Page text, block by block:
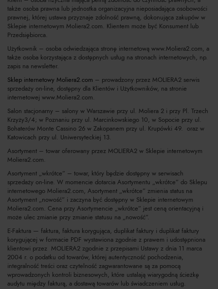
także osoba prawna lub jednostka organizacyjna nieposiadająca osobowości
prawnej, której ustawa przyznaje zdolność prawną, dokonująca zakupów w
Sklepie internetowym Moliera2.com. Klientem może być Konsument lub
Przedsiębiorca.
Użytkownik – osoba odwiedzająca stronę internetową www.Moliera2.com, a
także osoba korzystająca z dostępnych usług na stronach internetowych, np.
zapis na newsletter.
Sklep internetowy Moliera2.com – prowadzony przez MOLIERA2 serwis
sprzedaży on-line, dostępny dla Klientów i Użytkowników, na stronie
internetowej www.Moliera2.com.
Salon stacjonarny – salony w Warszawie przy ul. Moliera 2 i przy Pl. Trzech
Krzyży3/4; w Poznaniu przy ul. Marcinkowskiego 10, w Sopocie przy ul.
Bohaterów Monte Cassino 26 w Zakopanem przy ul. Krupówki 49. oraz w
Katowicach przy ul. Uniwersyteckiej 13.
Asortyment – towar oferowany przez MOLIERA2 w Sklepie internetowym
Moliera2.com.
Asortyment „wkrótce” – towar, który będzie dostępny w serwisach
sprzedaży on-line. W momencie dotarcia Asortymentu „wkrótce” do Sklepu
internetowego Moliera2.com, Asortyment „wkrótce” zmienia status na
Asortyment „nowość” i zaczyna być dostępny w Sklepie internetowym
Moliera2.com. Cena przy Asortymencie „wkrótce” jest ceną orientacyjną i
może ulec zmianie przy zmianie statusu na „nowość”.
E-Faktura — faktura, faktura korygująca, duplikat faktury i duplikat faktury
korygującej w formacie PDF wystawiona zgodnie z prawem i udostępniona
klientowi przez MOLIERA2 zgodnie z przepisami Ustawy z dnia 11 marca
2004 r. o podatku od towarów, której autentyczność pochodzenia,
integralność treści oraz czytelność zagwarantowane są za pomocą
wprowadzonych kontroli biznesowych, które ustalają wiarygodną ścieżkę
audytu między fakturą, a dostawą towarów lub świadczeniem usług.